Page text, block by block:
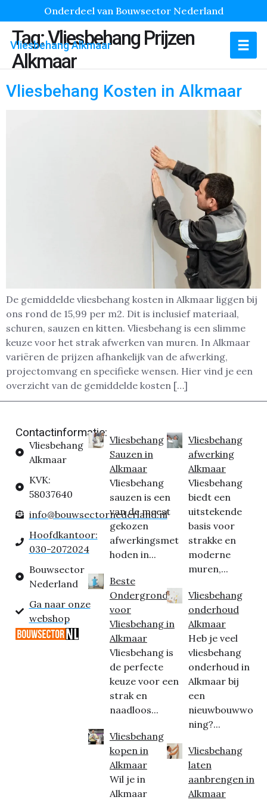
Onderdeel van Bouwsector Nederland
Vliesbehang Alkmaar
Tag:Vliesbehang Prijzen
Alkmaar
Vliesbehang Kosten in Alkmaar
De gemiddelde vliesbehang kosten in Alkmaar liggen bij
ons rond de 15,99 per m2. Dit is inclusief materiaal,
schuren, sauzen en kitten. Vliesbehang is een slimme
keuze voor het strak afwerken van muren. In Alkmaar
variëren de prijzen afhankelijk van de afwerking,
projectomvang en specifieke wensen. Hier vind je een
overzicht van de gemiddelde kosten […]
Contactinformatie:
Vliesbehang
Alkmaar
KVK:
58037640
info@bouwsectornederland.nl
Hoofdkantoor:
030-2072024
Bouwsector
Nederland
Ga naar onze
webshop
Vliesbehang
Sauzen in
Alkmaar
Vliesbehang
sauzen is een
van de meest
gekozen
afwerkingsmet
hoden in...
Beste
Ondergrond
voor
Vliesbehang in
Alkmaar
Vliesbehang is
de perfecte
keuze voor een
strak en
naadloos...
Vliesbehang
kopen in
Alkmaar
Wil je in
Alkmaar
Vliesbehang
afwerking
Alkmaar
Vliesbehang
biedt een
uitstekende
basis voor
strakke en
moderne
muren,...
Vliesbehang
onderhoud
Alkmaar
Heb je veel
vliesbehang
onderhoud in
Alkmaar bij
een
nieuwbouwwo
ning?...
Vliesbehang
laten
aanbrengen in
Alkmaar